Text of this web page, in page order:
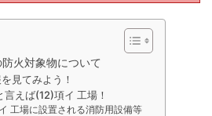
火対象物について
見てみよう！
えば(12)項イ 工場！
工場に設置される消防用設備等